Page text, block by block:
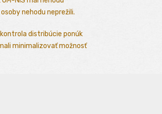
nehodu neprežili.
kontrola distribúcie ponúk
minimalizovať možnosť